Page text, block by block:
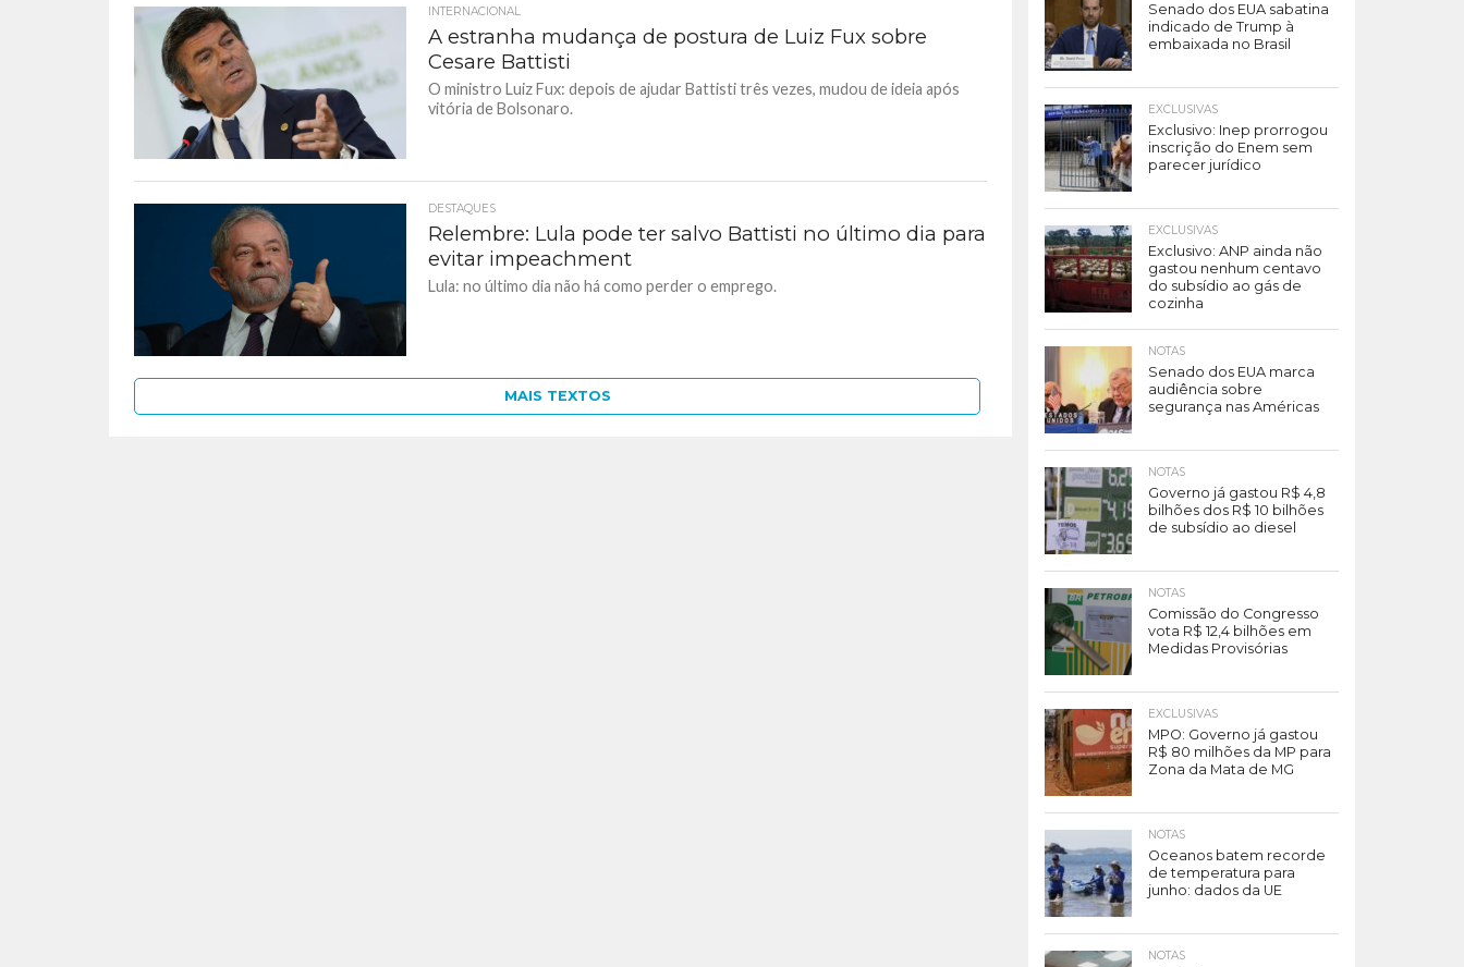
INTERNACIONAL
A estranha mudança de postura de Luiz Fux sobre
Cesare Battisti
O ministro Luiz Fux: depois de ajudar Battisti três vezes, mudou de ideia após
vitória de Bolsonaro.
DESTAQUES
Relembre: Lula pode ter salvo Battisti no último dia para
evitar impeachment
Lula: no último dia não há como perder o emprego.
MAIS TEXTOS
Senado dos EUA sabatina
indicado de Trump à
embaixada no Brasil
EXCLUSIVAS
Exclusivo: Inep prorrogou
inscrição do Enem sem
parecer jurídico
EXCLUSIVAS
Exclusivo: ANP ainda não
gastou nenhum centavo
do subsídio ao gás de
cozinha
NOTAS
Senado dos EUA marca
audiência sobre
segurança nas Américas
NOTAS
Governo já gastou R$ 4,8
bilhões dos R$ 10 bilhões
de subsídio ao diesel
NOTAS
Comissão do Congresso
vota R$ 12,4 bilhões em
Medidas Provisórias
EXCLUSIVAS
MPO: Governo já gastou
R$ 80 milhões da MP para
Zona da Mata de MG
NOTAS
Oceanos batem recorde
de temperatura para
junho: dados da UE
NOTAS